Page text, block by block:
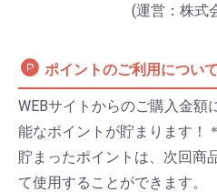
(運営：株式
ポイントのご利用について
WEBサイトからのご購入金額
能なポイントが貯まります！
貯まったポイントは、次回商
て使用することができます。